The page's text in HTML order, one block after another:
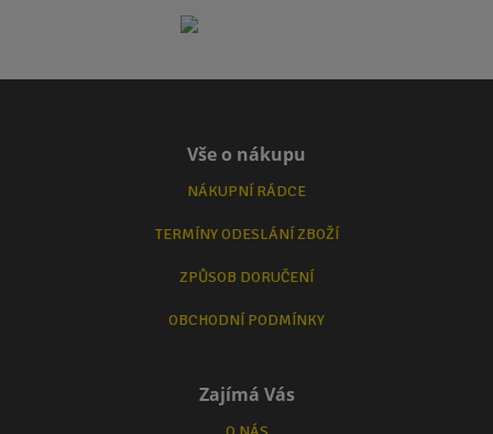
Vše o nákupu
NÁKUPNÍ RÁDCE
TERMÍNY ODESLÁNÍ ZBOŽÍ
ZPŮSOB DORUČENÍ
OBCHODNÍ PODMÍNKY
Zajímá Vás